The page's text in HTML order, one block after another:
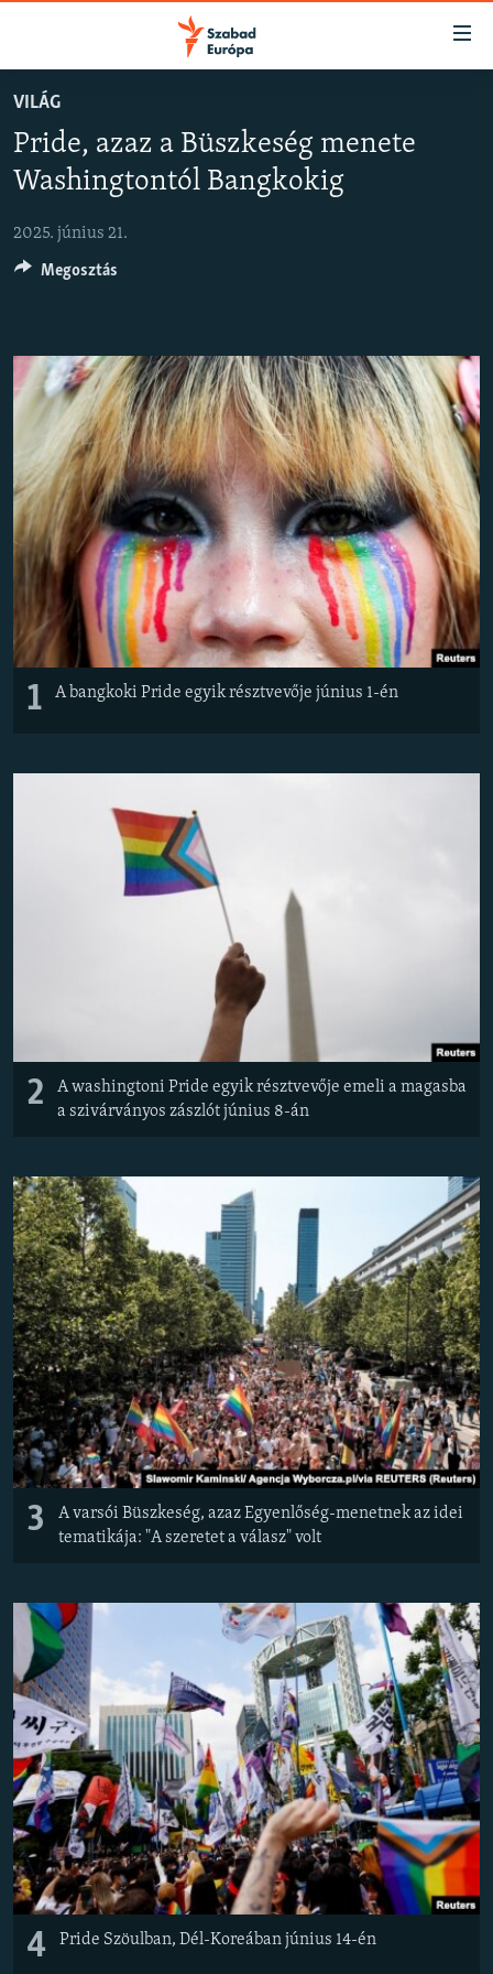
Akadálymentes
Ugrás
oldalra
Ugrás
AKTUÁLIS
PODCASTOK
VIDEÓK
ELEMZŐ
SZABADON
TÁRSADALOM
DEMOKRÁCIA
A PÉNZ NYOMÁBAN
EURÓPAI UNIÓ
VILÁG
KLÍMAVÁLTOZÁS
A MÚLT TANULSÁGAI
KÖVESSEN MINKET!
VILÁG
Pride, azaz a Büszkeség menete
Washingtontól Bangkokig
2025. június 21.
1 A bangkoki Pride egyik résztvevője június 1-én
2
A washingtoni Pride egyik résztvevője emeli a magasba
a szivárványos zászlót június 8-án
3
A varsói Büszkeség, azaz Egyenlőség-menetnek az idei
tematikája: "A szeretet a válasz" volt
4 Pride Szöulban, Dél-Koreában június 14-én
Megosztás
FELIRATKOZÁS